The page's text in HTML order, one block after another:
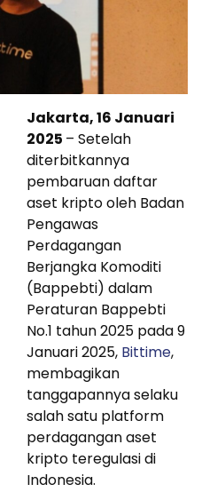
Jakarta, 16 Januari
2025 – Setelah
diterbitkannya
pembaruan daftar
aset kripto oleh Badan
Pengawas
Perdagangan
Berjangka Komoditi
(Bappebti) dalam
Peraturan Bappebti
No.1 tahun 2025 pada 9
Januari 2025, Bittime,
membagikan
tanggapannya selaku
salah satu platform
perdagangan aset
kripto teregulasi di
Indonesia.